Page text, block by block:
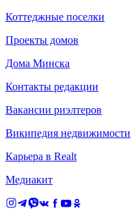
Коттеджные поселки
Проекты домов
Дома Минска
Контакты редакции
Вакансии риэлтеров
Википедия недвижимости
Карьера в Realt
Медиакит